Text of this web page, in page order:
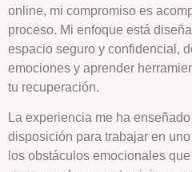
online, mi compromiso es
proceso. Mi enfoque está
espacio seguro y confidencial,
emociones y aprender
tu recuperación.
La experiencia me ha
disposición para trabajar en
los obstáculos emocionales